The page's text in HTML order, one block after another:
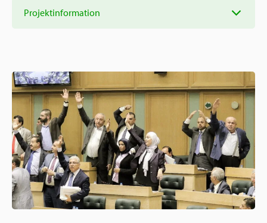
Ansökningsguide
Sverige och övriga världen
Grannskapsinitiativet
Verksamhetsberättelser & årsredovisningar
Medarbetare & styrelse
Kontakt
Pressrum
Nyheter & kalenderhändelser
Postkodlotteriet
Projektinformation